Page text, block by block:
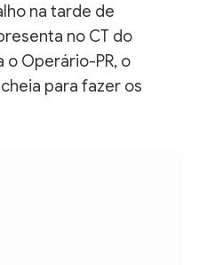
na tarde de
no CT do
o Operário-PR, o
para fazer os